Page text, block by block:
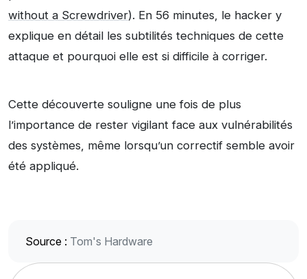
without a Screwdriver). En 56 minutes, le hacker y
explique en détail les subtilités techniques de cette
attaque et pourquoi elle est si difficile à corriger.
Cette découverte souligne une fois de plus
l’importance de rester vigilant face aux vulnérabilités
des systèmes, même lorsqu’un correctif semble avoir
été appliqué.
Source : Tom's Hardware